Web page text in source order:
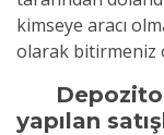
kimseye aracı
olarak bitirmeniz
Depozito
yapılan